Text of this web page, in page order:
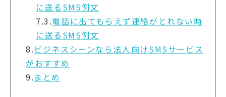
に送るSMS例文
7.3.電話に出てもらえず連絡がとれない時
に送るSMS例文
8. ビジネスシーンなら法人向けSMSサービス
がおすすめ
9. まとめ